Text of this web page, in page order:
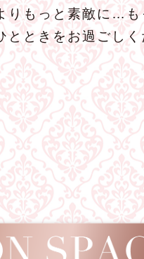
りもっと素敵に…
とときをお過ごしく